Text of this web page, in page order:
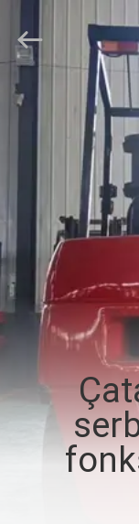
EV
ÜRÜN:%
VİDEOLAR
FABRIKA
TURU
KALITE
KONTROL
Machinery
Co.,Ltd.
Rights